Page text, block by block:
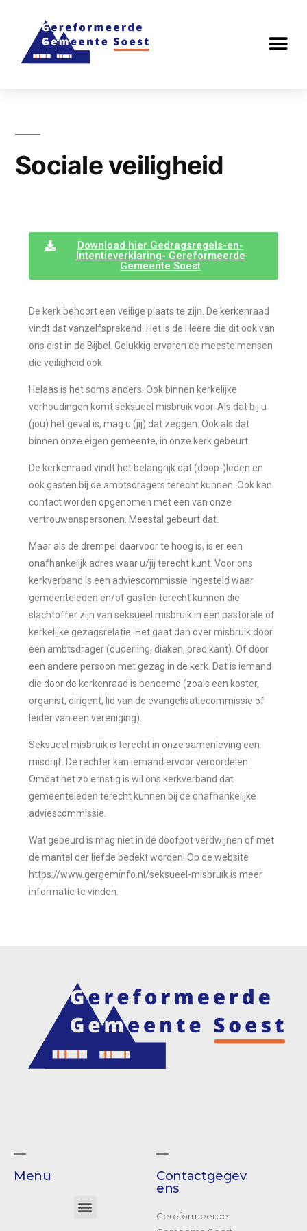
Sociale veiligheid
Download hier Gedragsregels-en-
Intentieverklaring- Gereformeerde
Gemeente Soest
De kerk behoort een veilige plaats te zijn. De kerkenraad
vindt dat vanzelfsprekend. Het is de Heere die dit ook van
ons eist in de Bijbel. Gelukkig ervaren de meeste mensen
die veiligheid ook.
Helaas is het soms anders. Ook binnen kerkelijke
verhoudingen komt seksueel misbruik voor. Als dat bij u
(jou) het geval is, mag u (jij) dat zeggen. Ook als dat
binnen onze eigen gemeente, in onze kerk gebeurt.
De kerkenraad vindt het belangrijk dat (doop-)leden en
ook gasten bij de ambtsdragers terecht kunnen. Ook kan
contact worden opgenomen met een van onze
vertrouwenspersonen. Meestal gebeurt dat.
Maar als de drempel daarvoor te hoog is, is er een
onafhankelijk adres waar u/jij terecht kunt. Voor ons
kerkverband is een adviescommissie ingesteld waar
gemeenteleden en/of gasten terecht kunnen die
slachtoffer zijn van seksueel misbruik in een pastorale of
kerkelijke gezagsrelatie. Het gaat dan over misbruik door
een ambtsdrager (ouderling, diaken, predikant). Of door
een andere persoon met gezag in de kerk. Dat is iemand
die door de kerkenraad is benoemd (zoals een koster,
organist, dirigent, lid van de evangelisatiecommissie of
leider van een vereniging).
Seksueel misbruik is terecht in onze samenleving een
misdrijf. De rechter kan iemand ervoor veroordelen.
Omdat het zo ernstig is wil ons kerkverband dat
gemeenteleden terecht kunnen bij de onafhankelijke
adviescommissie.
Wat gebeurd is mag niet in de doofpot verdwijnen of met
de mantel der liefde bedekt worden! Op de website
https://www.gergeminfo.nl/seksueel-misbruik is meer
informatie te vinden.
Menu
Contactgegev
ens
Gereformeerde